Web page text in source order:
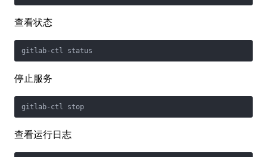
查看状态
gitlab-ctl status
停止服务
gitlab-ctl stop
查看运行日志